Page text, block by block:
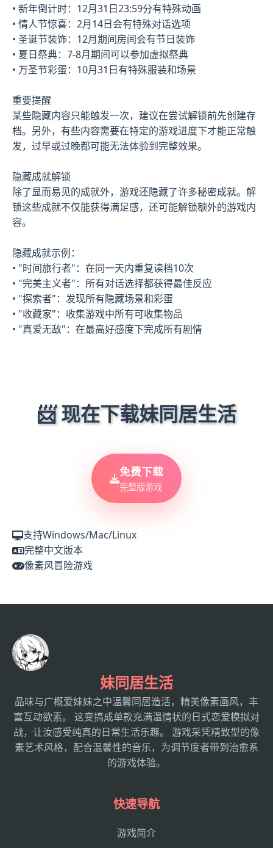
• 新年倒计时：12月31日23:59分有特殊动画
• 情人节惊喜：2月14日会有特殊对话选项
• 圣诞节装饰：12月期间房间会有节日装饰
• 夏日祭典：7-8月期间可以参加虚拟祭典
• 万圣节彩蛋：10月31日有特殊服装和场景
重要提醒
某些隐藏内容只能触发一次，建议在尝试解锁前先创建存
档。另外，有些内容需要在特定的游戏进度下才能正常触
发，过早或过晚都可能无法体验到完整效果。
隐藏成就解锁
除了显而易见的成就外，游戏还隐藏了许多秘密成就。解
锁这些成就不仅能获得满足感，还可能解锁额外的游戏内
容。
隐藏成就示例：
• "时间旅行者"：在同一天内重复读档10次
• "完美主义者"：所有对话选择都获得最佳反应
• "探索者"：发现所有隐藏场景和彩蛋
• "收藏家"：收集游戏中所有可收集物品
• "真爱无敌"：在最高好感度下完成所有剧情
📨 现在下载妹同居生活
免费下载
完整版游戏
支持Windows/Mac/Linux
完整中文版本
像素风冒险游戏
妹同居生活
品味与广概爱妹妹之中温馨同居造活，精美像素画风，丰
富互动欲素。 这变搞成单款充满温情状的日式恋爱模拟对
战，让汝感受纯真的日常生活乐趣。 游戏采凭精致型的像
素艺术风格，配合温馨性的音乐，为调节度者带到治愈系
的游戏体验。
快速导航
游戏简介